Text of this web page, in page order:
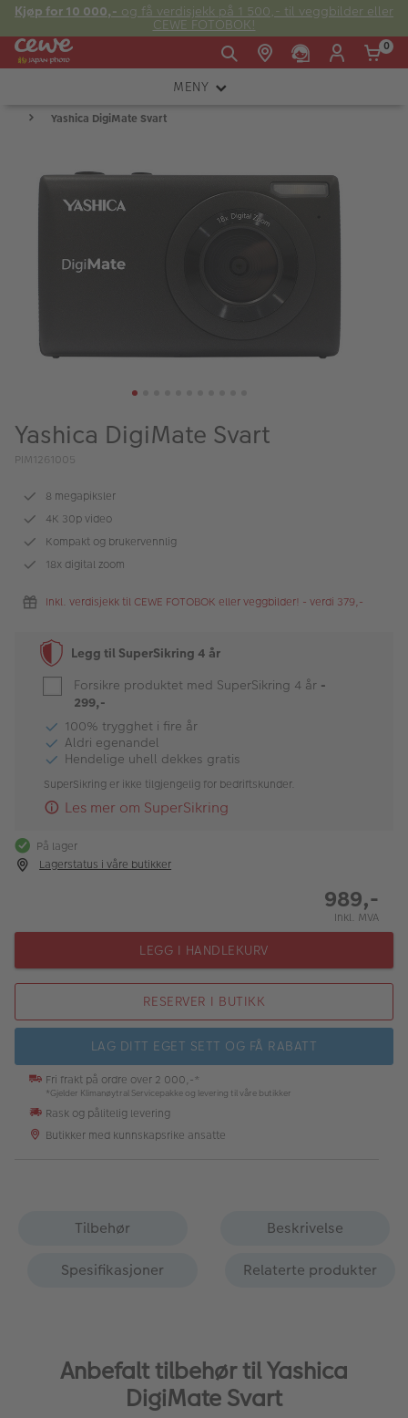
Kjøp for 10 000,- og få verdisjekk på 1 500,- til veggbilder eller
CEWE FOTOBOK!
Fre:
E-post:
kundeservice@japanphoto.no
0
MENY
KAMERA
FOTOTILBEHØR
INSTANTFOTO
ANALOG
KIKKERTER
Kampanjer
Merker
Bildeprodukter
Inspirasjon
Butikkoversikt
Yashica DigiMate Svart
Yashica DigiMate Svart
PIM1261005
8 megapiksler
4K 30p video
Kompakt og brukervennlig
18x digital zoom
Inkl. verdisjekk til CEWE FOTOBOK eller veggbilder! - verdi 379,-
Legg til SuperSikring 4 år
Forsikre produktet med SuperSikring 4 år -
299,-
100% trygghet i fire år
Aldri egenandel
Hendelige uhell dekkes gratis
SuperSikring er ikke tilgjengelig for bedriftskunder.
Les mer om SuperSikring
På lager
Lagerstatus i våre butikker
989,-
Inkl. MVA
LEGG I HANDLEKURV
RESERVER I BUTIKK
LAG DITT EGET SETT OG FÅ RABATT
Fri frakt på ordre over 2 000,-*
*Gjelder Klimanøytral Servicepakke og levering til våre butikker
Rask og pålitelig levering
Butikker med kunnskapsrike ansatte
Tilbehør
Beskrivelse
Spesifikasjoner
Relaterte produkter
Anbefalt tilbehør til Yashica
DigiMate Svart